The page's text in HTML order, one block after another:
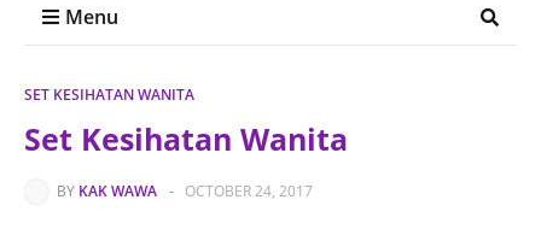
Menu
SET KESIHATAN WANITA
Set Kesihatan Wanita
BY KAK WAWA - OCTOBER 24, 2017